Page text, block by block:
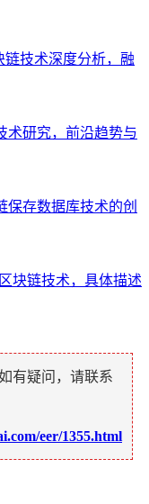
链技术深度分析，融
术研究，前沿趋势与
保存数据库技术的创
块链技术，具体描述
有疑问，请联系
eer/1355.html